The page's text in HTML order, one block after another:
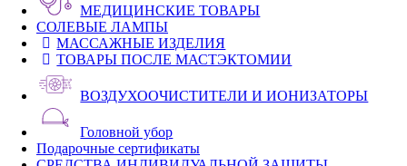
МЕДИЦИНСКИЕ ТОВАРЫ
СОЛЕВЫЕ ЛАМПЫ
МАССАЖНЫЕ ИЗДЕЛИЯ
ТОВАРЫ ПОСЛЕ МАСТЭКТОМИИ
ВОЗДУХООЧИСТИТЕЛИ И ИОНИЗАТОРЫ
Головной убор
Подарочные сертификаты